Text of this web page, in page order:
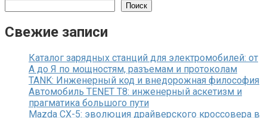
Поиск
Свежие записи
Каталог зарядных станций для электромобилей: от
А до Я по мощностям, разъемам и протоколам
TANK: Инженерный код и внедорожная философия
Автомобиль TENET T8: инженерный аскетизм и
прагматика большого пути
Mazda CX-5: эволюция драйверского кроссовера в